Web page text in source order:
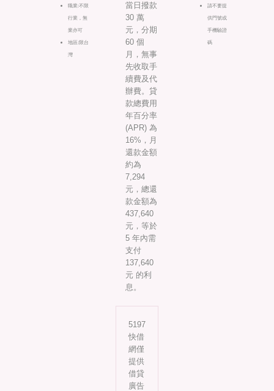
職業:不限
行業，無
業亦可
地區:限台
灣
當日撥款
30 萬
元，分期
60 個
月，無事
先收取手
續費及代
辦費。貸
款總費用
年百分率
(APR) 為
16%，月
還款金額
約為
7,294
元，總還
款金額為
437,640
元，等於
5 年內需
支付
137,640
元 的利
息。
請不要提
供門號或
手機驗證
碼
5197
快借
網僅
提供
借貸
廣告